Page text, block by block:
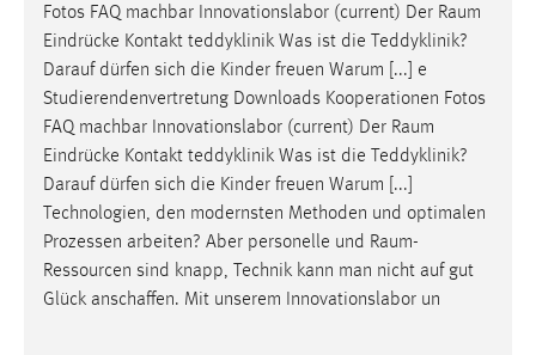
Fotos FAQ machbar Innovationslabor (current) Der Raum
Eindrücke Kontakt teddyklinik Was ist die Teddyklinik?
Darauf dürfen sich die Kinder freuen Warum [...] e
Studierendenvertretung Downloads Kooperationen Fotos
FAQ machbar Innovationslabor (current) Der Raum
Eindrücke Kontakt teddyklinik Was ist die Teddyklinik?
Darauf dürfen sich die Kinder freuen Warum [...]
Technologien, den modernsten Methoden und optimalen
Prozessen arbeiten? Aber personelle und Raum-
Ressourcen sind knapp, Technik kann man nicht auf gut
Glück anschaffen. Mit unserem Innovationslabor un
Conversion-Tracking
Cookie Laufzeit:
3 Monate
Facebook Pixel
Name:
_fbp
Anbieter:
Facebook